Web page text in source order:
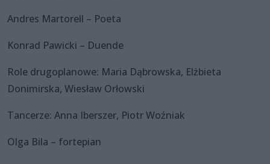
Andres Martorell – Poeta
Konrad Pawicki – Duende
Role drugoplanowe: Maria Dąbrowska, Elżbieta
Donimirska, Wiesław Orłowski
Tancerze: Anna Iberszer, Piotr Woźniak
Olga Bila – fortepian